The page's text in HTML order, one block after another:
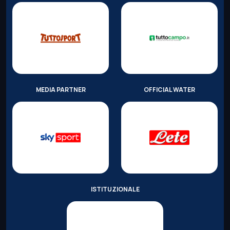
MEDIA PARTNER OFFICIAL WATER
ISTITUZIONALE